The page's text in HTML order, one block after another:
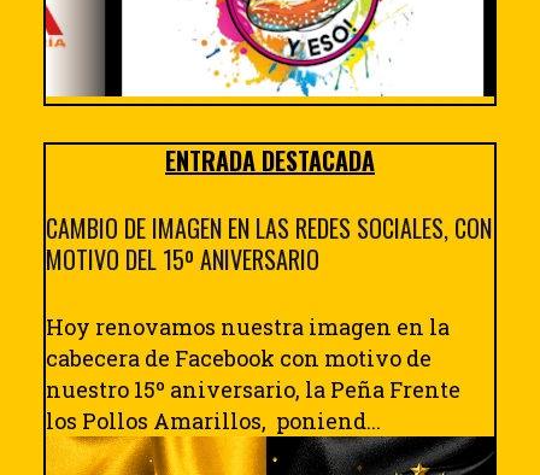
ENTRADA DESTACADA
CAMBIO DE IMAGEN EN LAS REDES SOCIALES, CON
MOTIVO DEL 15º ANIVERSARIO
Hoy renovamos nuestra imagen en la
cabecera de Facebook con motivo de
nuestro 15º aniversario, la Peña Frente
los Pollos Amarillos, poniend...